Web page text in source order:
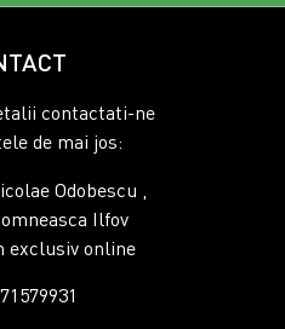
contactati-ne
de mai jos:
Odobescu ,
Ilfov
exclusiv online